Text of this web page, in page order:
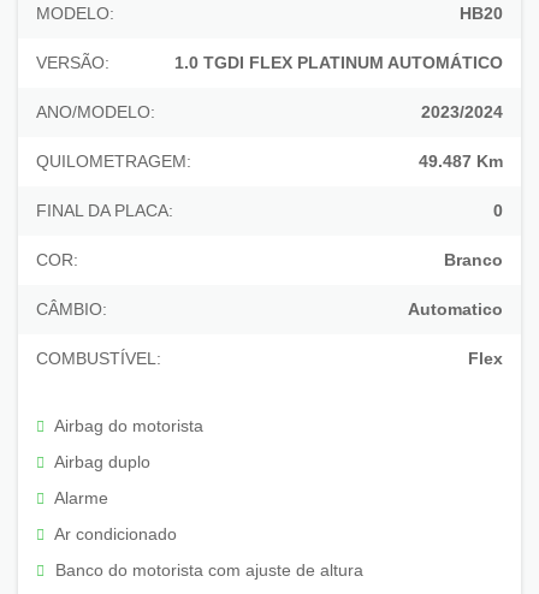
MODELO: HB20
VERSÃO: 1.0 TGDI FLEX PLATINUM AUTOMÁTICO
ANO/MODELO: 2023/2024
QUILOMETRAGEM: 49.487 Km
FINAL DA PLACA: 0
COR: Branco
CÂMBIO: Automatico
COMBUSTÍVEL: Flex
Airbag do motorista
Airbag duplo
Alarme
Ar condicionado
Banco do motorista com ajuste de altura